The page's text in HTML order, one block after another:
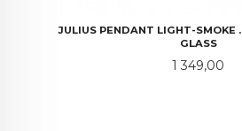
JULIUS PENDANT LIGHT-
GLASS
Pris
1 349,00